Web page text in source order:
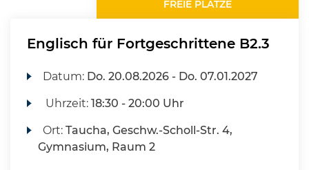
FREIE PLÄTZE
Englisch für Fortgeschrittene B2.3
Datum: Do. 20.08.2026 - Do. 07.01.2027
Uhrzeit:18:30 - 20:00 Uhr
Ort:Taucha, Geschw.-Scholl-Str. 4,
Gymnasium, Raum 2